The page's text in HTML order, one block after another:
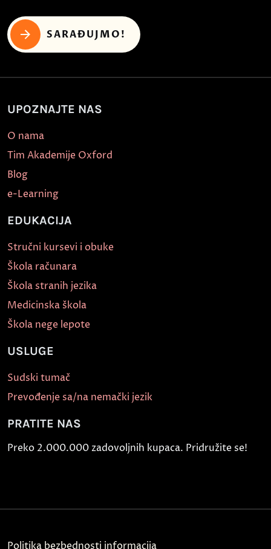
SARAĐUJMO!
UPOZNAJTE NAS
O nama
Tim Akademije Oxford
Blog
e-Learning
EDUKACIJA
Stručni kursevi i obuke
Škola računara
Škola stranih jezika
Medicinska škola
Škola nege lepote
USLUGE
Sudski tumač
Prevođenje sa/na nemački jezik
PRATITE NAS
Preko 2.000.000 zadovoljnih kupaca. Pridružite se!
Politika bezbednosti informacija